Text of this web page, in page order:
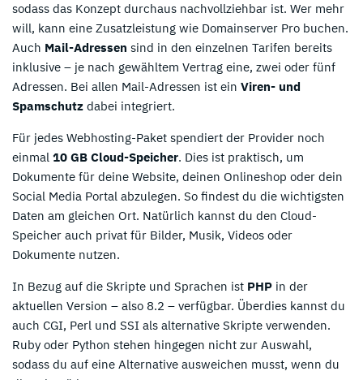
sodass das Konzept durchaus nachvollziehbar ist. Wer mehr
will, kann eine Zusatzleistung wie Domainserver Pro buchen.
Auch Mail-Adressen sind in den einzelnen Tarifen bereits
inklusive – je nach gewähltem Vertrag eine, zwei oder fünf
Adressen. Bei allen Mail-Adressen ist ein Viren- und
Spamschutz dabei integriert.
Für jedes Webhosting-Paket spendiert der Provider noch
einmal 10 GB Cloud-Speicher. Dies ist praktisch, um
Dokumente für deine Website, deinen Onlineshop oder dein
Social Media Portal abzulegen. So findest du die wichtigsten
Daten am gleichen Ort. Natürlich kannst du den Cloud-
Speicher auch privat für Bilder, Musik, Videos oder
Dokumente nutzen.
In Bezug auf die Skripte und Sprachen ist PHP in der
aktuellen Version – also 8.2 – verfügbar. Überdies kannst du
auch CGI, Perl und SSI als alternative Skripte verwenden.
Ruby oder Python stehen hingegen nicht zur Auswahl,
sodass du auf eine Alternative ausweichen musst, wenn du